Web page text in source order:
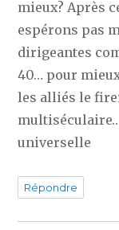
mieux? Après
espérons pas
dirigeantes
40… pour
les alliés le
universelle
Répondre